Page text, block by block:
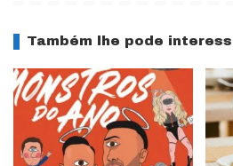
Também lhe pode